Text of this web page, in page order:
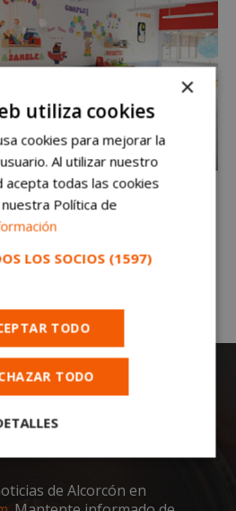
de Alcorcón en
×
utiliza cookies
cookies para mejorar la
Al utilizar nuestro
todas las cookies
Política de
LOS SOCIOS (1597)
TODO
TODO
Cookies de